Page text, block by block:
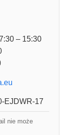
– 15:30
EJDWR-17
nie może